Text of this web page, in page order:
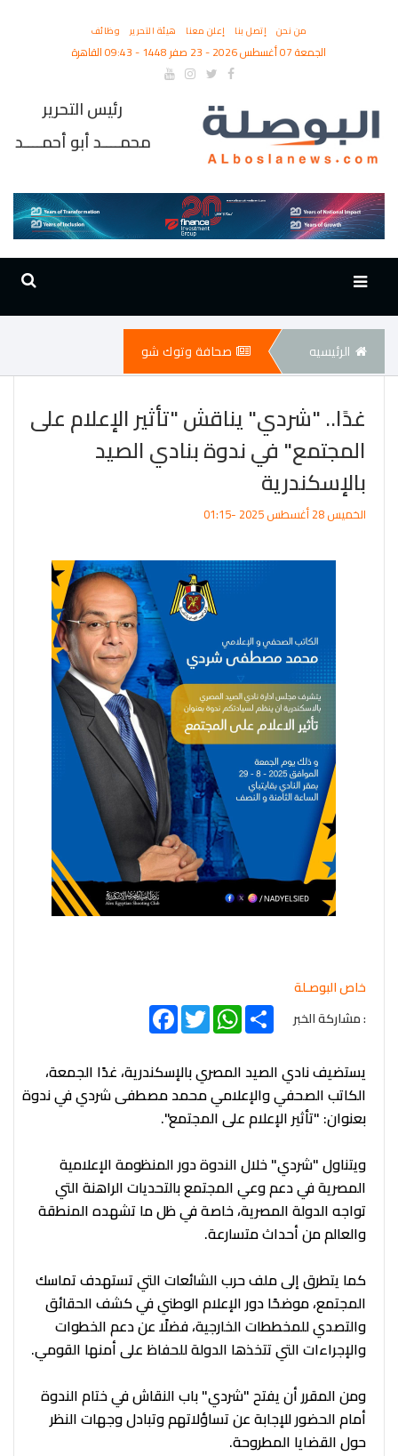
من نحن إتصل بنا إعلن معنا هيئة التحرير وظائف
الجمعة 07 أغسطس 2026 - 23 صفر 1448 - 09:43 القاهرة
رئيس التحرير
محمــــد أبو أحمــــد
الرئيسيه صحافة وتوك شو
غدًا.. "شردي" يناقش "تأثير الإعلام على
المجتمع" في ندوة بنادي الصيد
بالإسكندرية
الخميس 28 أغسطس 2025 -01:15
خاص البوصـلة
: مشاركة الخبر
FacebookTwitter
WhatsAppShare
يستضيف نادي الصيد المصري بالإسكندرية، غدًا الجمعة،
الكاتب الصحفي والإعلامي محمد مصطفى شردي في ندوة
بعنوان: "تأثير الإعلام على المجتمع".
ويتناول "شردي" خلال الندوة دور المنظومة الإعلامية
المصرية في دعم وعي المجتمع بالتحديات الراهنة التي
تواجه الدولة المصرية، خاصة في ظل ما تشهده المنطقة
والعالم من أحداث متسارعة.
كما يتطرق إلى ملف حرب الشائعات التي تستهدف تماسك
المجتمع، موضحًا دور الإعلام الوطني في كشف الحقائق
والتصدي للمخططات الخارجية، فضلًا عن دعم الخطوات
والإجراءات التي تتخذها الدولة للحفاظ على أمنها القومي.
ومن المقرر أن يفتح "شردي" باب النقاش في ختام الندوة
أمام الحضور للإجابة عن تساؤلاتهم وتبادل وجهات النظر
حول القضايا المطروحة.